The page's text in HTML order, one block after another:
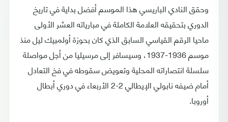
وحقق النادي الباريسي هذا الموسم أفضل بداية في تاريخ
الدوري بتحقيقه العلامة الكاملة في مبارياته العشر الأولى
ماحيا الرقم القياسي السابق الذي كان بحوزة أولمبيك ليل منذ
موسم 1936-1937، وسيسافر إلى مرسيليا من أجل مواصلة
سلسلة انتصاراته المحلية وتعويض سقوطه في فخ التعادل
أمام ضيفه نابولي الإيطالي 2-2 الأربعاء في دوري أبطال
أوروبا.